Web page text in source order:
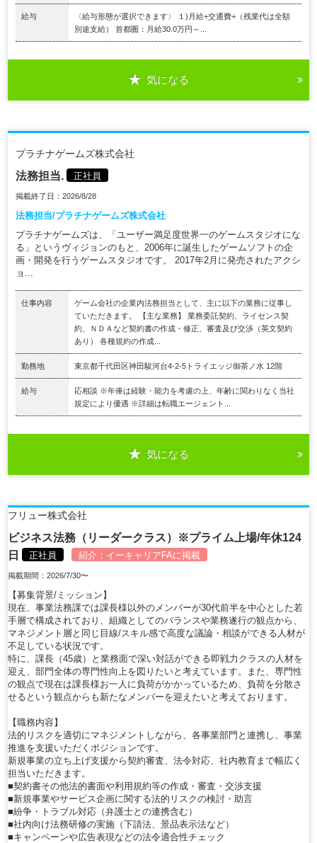
給与
〈給与形態が選択できます〉 １)月給+交通費+（残業代は全額
別途支給） 首都圏：月給30.0万円～...
気になる
プラチナゲームズ株式会社
法務担当. 正社員
掲載終了日：2026/8/28
法務担当/プラチナゲームズ株式会社
プラチナゲームズは、「ユーザー満足度世界一のゲームスタジオにな
る」というヴィジョンのもと、2006年に誕生したゲームソフトの企
画・開発を行うゲームスタジオです。 2017年2月に発売されたアクシ
ョ...
仕事内容
ゲーム会社の企業内法務担当として、主に以下の業務に従事し
ていただきます。 【主な業務】 業務委託契約、ライセンス契
約、ＮＤＡなど契約書の作成・修正、審査及び交渉（英文契約
あり） 各種規約の作成...
勤務地 東京都千代田区神田駿河台4-2-5トライエッジ御茶ノ水 12階
給与
応相談 ※年俸は経験・能力を考慮の上、年齢に関わりなく当社
規定により優遇 ※詳細は転職エージェント...
気になる
フリュー株式会社
ビジネス法務（リーダークラス）※プライム上場/年休124
日
正社員 紹介： イーキャリアFAに掲載
掲載期間：2026/7/30〜
【募集背景/ミッション】
現在、事業法務課では課長様以外のメンバーが30代前半を中心とした若
手層で構成されており、組織としてのバランスや業務遂行の観点から、
マネジメント層と同じ目線/スキル感で高度な議論・相談ができる人材が
不足している状況です。
特に、課長（45歳）と業務面で深い対話ができる即戦力クラスの人材を
迎え、部門全体の専門性向上を図りたいと考えています。また、専門性
の観点で現在は課長様お一人に負荷がかかっているため、負荷を分散さ
せるという観点からも新たなメンバーを迎えたいと考えております。
【職務内容】
法的リスクを適切にマネジメントしながら、各事業部門と連携し、事業
推進を支援いただくポジションです。
新規事業の立ち上げ支援から契約審査、法令対応、社内教育まで幅広く
担当いただきます。
■契約書その他法的書面や利用規約等の作成・審査・交渉支援
■新規事業やサービス企画に関する法的リスクの検討・助言
■紛争・トラブル対応（弁護士との連携含む）
■社内向け法務研修の実施（下請法、景品表示法など）
■キャンペーンや広告表現などの法令適合性チェック